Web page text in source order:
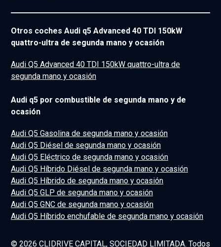
Otros coches Audi q5 Advanced 40 TDI 150kW
quattro-ultra de segunda mano y ocasión
Audi Q5 Advanced 40 TDI 150kW quattro-ultra de
segunda mano y ocasión
Audi q5 por combustible de segunda mano y de
ocasión
Audi Q5 Gasolina de segunda mano y ocasión
Audi Q5 Diésel de segunda mano y ocasión
Audi Q5 Eléctrico de segunda mano y ocasión
Audi Q5 Híbrido Diésel de segunda mano y ocasión
Audi Q5 Híbrido de segunda mano y ocasión
Audi Q5 GLP de segunda mano y ocasión
Audi Q5 GNC de segunda mano y ocasión
Audi Q5 Híbrido enchufable de segunda mano y ocasión
© 2026 CLIDRIVE CAPITAL, SOCIEDAD LIMITADA. Todos